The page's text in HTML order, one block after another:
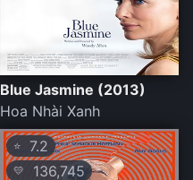
Blue Jasmine (2013)
Hoa Nhài Xanh
⭐ 7.2
💛 136,745